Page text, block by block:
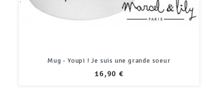
Cartes à gratter "C'est une fille"
PRIX
16,90 €